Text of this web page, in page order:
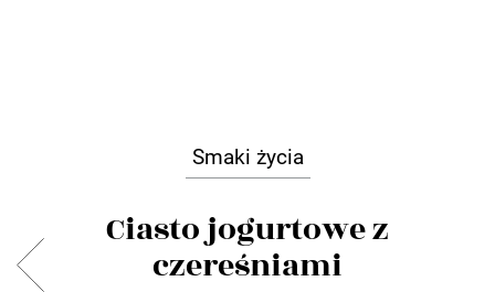
Smaki życia
Ciasto jogurtowe z
czereśniami